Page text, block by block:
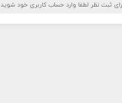
ثبت نظر لطفا وارد حساب کاربری خود شوید